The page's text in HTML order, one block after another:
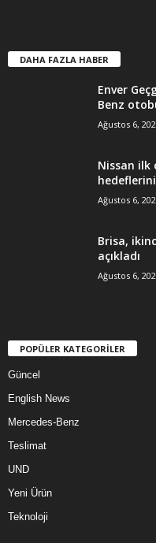
DAHA FAZLA HABER
Enver
Benz
Ağustos 6,
Nissan ilk
Ağustos 6,
Brisa,
açıkladı
Ağustos 6,
POPÜLER KATEGORİLER
Güncel
English News
Mercedes-Benz
Teslimat
UND
Yeni Ürün
Teknoloji